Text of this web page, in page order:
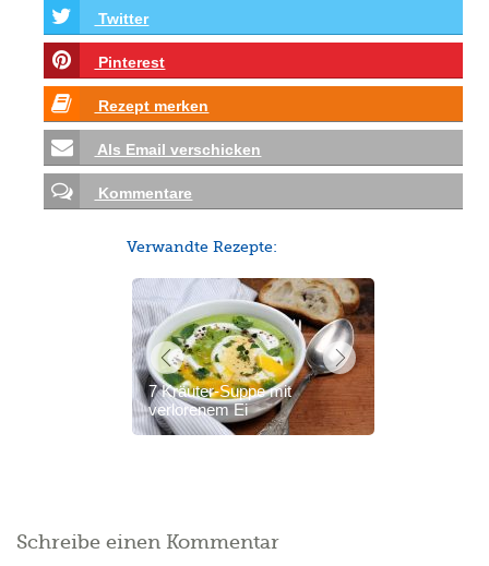
Twitter
Pinterest
Rezept merken
Als Email verschicken
Kommentare
Verwandte Rezepte:
7 Kräuter-Suppe mit
verlorenem Ei
Schreibe einen Kommentar